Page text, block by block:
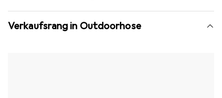
Verkaufsrang in Outdoorhose